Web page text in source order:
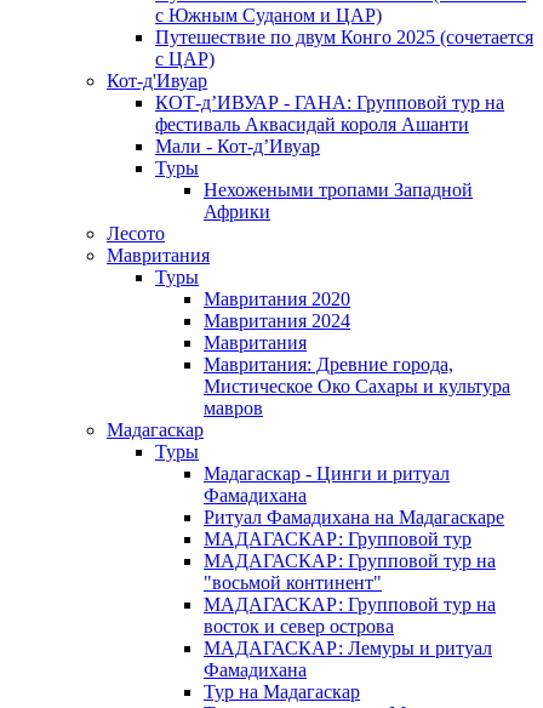
с Южным Суданом и ЦАР)
Путешествие по двум Конго 2025 (сочетается
с ЦАР)
Кот-д'Ивуар
КОТ-д’ИВУАР - ГАНА: Групповой тур на
фестиваль Аквасидай короля Ашанти
Мали - Кот-д’Ивуар
Туры
Нехожеными тропами Западной
Африки
Лесото
Мавритания
Туры
Мавритания 2020
Мавритания 2024
Мавритания
Мавритания: Древние города,
Мистическое Око Сахары и культура
мавров
Мадагаскар
Туры
Мадагаскар - Цинги и ритуал
Фамадихана
Ритуал Фамадихана на Мадагаскаре
МАДАГАСКАР: Групповой тур
МАДАГАСКАР: Групповой тур на
"восьмой континент"
МАДАГАСКАР: Групповой тур на
восток и север острова
МАДАГАСКАР: Лемуры и ритуал
Фамадихана
Тур на Мадагаскар